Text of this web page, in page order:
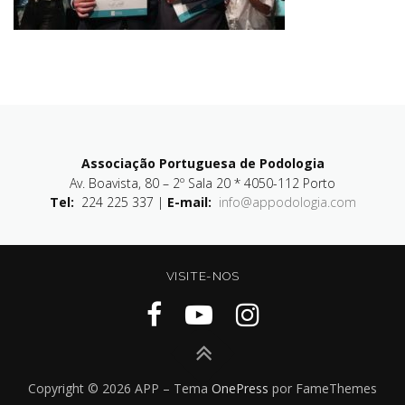
Associação Portuguesa de Podologia
Av. Boavista, 80 – 2º Sala 20 * 4050-112 Porto
Tel: 224 225 337 | E-mail: info@appodologia.com
VISITE-NOS
Copyright © 2026 APP – Tema OnePress por FameThemes